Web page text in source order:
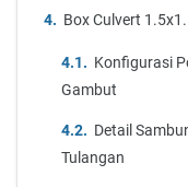
Box Culvert
Konfigurasi
Gambut
Detail
Tulangan